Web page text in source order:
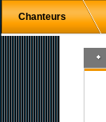
Chanteurs